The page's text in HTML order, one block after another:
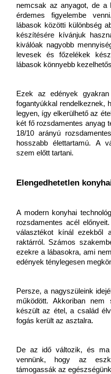
nemcsak az anyagot, de a
érdemes figyelembe
lábasok közötti különbség
készítésére kívánjuk
kiválóak nagyobb
levesek és főzelékek
lábasok könnyebb
Ezek az edények
fogantyúkkal rendelkeznek,
legyen, így elkerülhető az
két fő rozsdamentes anyag
18/10 arányú
hosszabb élettartamú. A
szem előtt tartani.
Elengedhetetlen
A modern konyhai
rozsdamentes acél
választékot kínál ezekből
raktárról. Számos
ezekre a lábasokra, ami
edények ténylegesen
Persze, a nagyszüleink
működött. Akkoriban nem
készült az étel, a család
fogás került az asztalra.
De az idő változik, és
vennünk, hogy az
támogassák az